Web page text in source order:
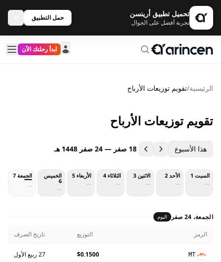
تحميل تطبيق أرينسن
تجربة أفضل على الجوال
حمل التطبيق
ابدأ رحلتك الآن
الرئيسية/تقويم توزيعات الأرباح
تقويم توزيعات الأرباح
هذا الأسبوع 18 صفر — 24 صفر 1448 هـ
السبت 1
—
الأحد 2
—
الاثنين 3
—
الثلاثاء 4
—
الأربعاء 5
—
الخميس
6
—
الجمعة 7
—
الجمعة، 24 صفر اليوم
الرمز التوزيع تاريخ الصرف
MT
$0.1500 27 ربيع الأول